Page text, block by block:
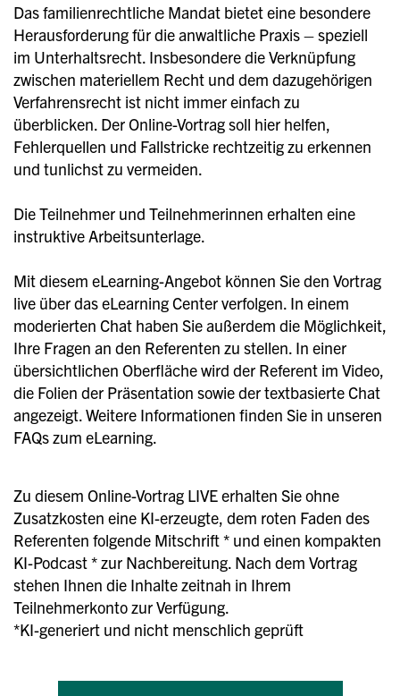
Das familienrechtliche Mandat bietet eine besondere
Herausforderung für die anwaltliche Praxis – speziell
im Unterhaltsrecht. Insbesondere die Verknüpfung
zwischen materiellem Recht und dem dazugehörigen
Verfahrensrecht ist nicht immer einfach zu
überblicken. Der Online-Vortrag soll hier helfen,
Fehlerquellen und Fallstricke rechtzeitig zu erkennen
und tunlichst zu vermeiden.
Die Teilnehmer und Teilnehmerinnen erhalten eine
instruktive Arbeitsunterlage.
Mit diesem eLearning-Angebot können Sie den Vortrag
live über das eLearning Center verfolgen. In einem
moderierten Chat haben Sie außerdem die Möglichkeit,
Ihre Fragen an den Referenten zu stellen. In einer
übersichtlichen Oberfläche wird der Referent im Video,
die Folien der Präsentation sowie der textbasierte Chat
angezeigt. Weitere Informationen finden Sie in unseren
FAQs zum eLearning.
Zu diesem Online-Vortrag LIVE erhalten Sie ohne
Zusatzkosten eine KI-erzeugte, dem roten Faden des
Referenten folgende Mitschrift * und einen kompakten
KI-Podcast * zur Nachbereitung. Nach dem Vortrag
stehen Ihnen die Inhalte zeitnah in Ihrem
Teilnehmerkonto zur Verfügung.
*KI-generiert und nicht menschlich geprüft